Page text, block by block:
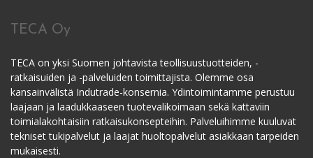
TECA Oy
TECA on yksi Suomen johtavista teollisuustuotteiden, -
ratkaisuiden ja -palveluiden toimittajista. Olemme osa
kansainvälistä Indutrade-konsernia. Ydintoimintamme perustuu
laajaan ja laadukkaaseen tuotevalikoimaan sekä kattaviin
toimialakohtaisiin ratkaisukonsepteihin. Palveluihimme kuuluvat
tekniset tukipalvelut ja laajat huoltopalvelut asiakkaan tarpeiden
mukaisesti.